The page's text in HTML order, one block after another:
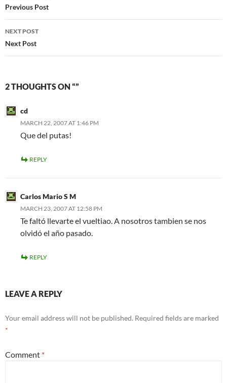
navigation
Previous Post
NEXT POST
Next Post
2 THOUGHTS ON “”
cd
MARCH 22, 2007 AT 1:46 PM
Que del putas!
REPLY
Carlos Mario S M
MARCH 23, 2007 AT 12:58 PM
Te faltó llevarte el vueltiao. A nosotros tambien se nos
olvidó el año pasado.
REPLY
LEAVE A REPLY
Your email address will not be published. Required fields are marked
*
Comment *